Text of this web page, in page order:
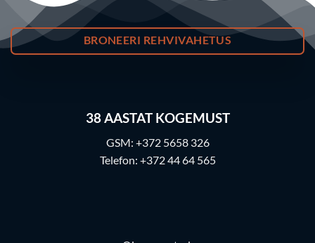
BRONEERI REHVIVAHETUS
38AASTAT KOGEMUST
GSM: +372 5658 326
Telefon: +372 44 64 565